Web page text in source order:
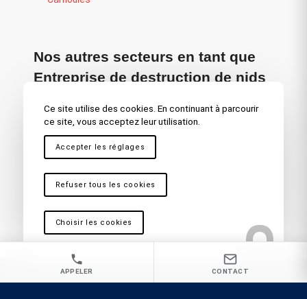
Nos autres secteurs en tant que
Entreprise de destruction de nids
Cuers,Pierrefeu,Toulon,La Seyne sur Mer
Fréjus – Saint Raphaël,Draguignan
La Garde Brignoles
Antibes,Nice,Cannes,Aix en Provence
Ce site utilise des cookies. En continuant à parcourir
ce site, vous acceptez leur utilisation.
Accepter les réglages
Refuser tous les cookies
Choisir les cookies
APPELER CONTACT